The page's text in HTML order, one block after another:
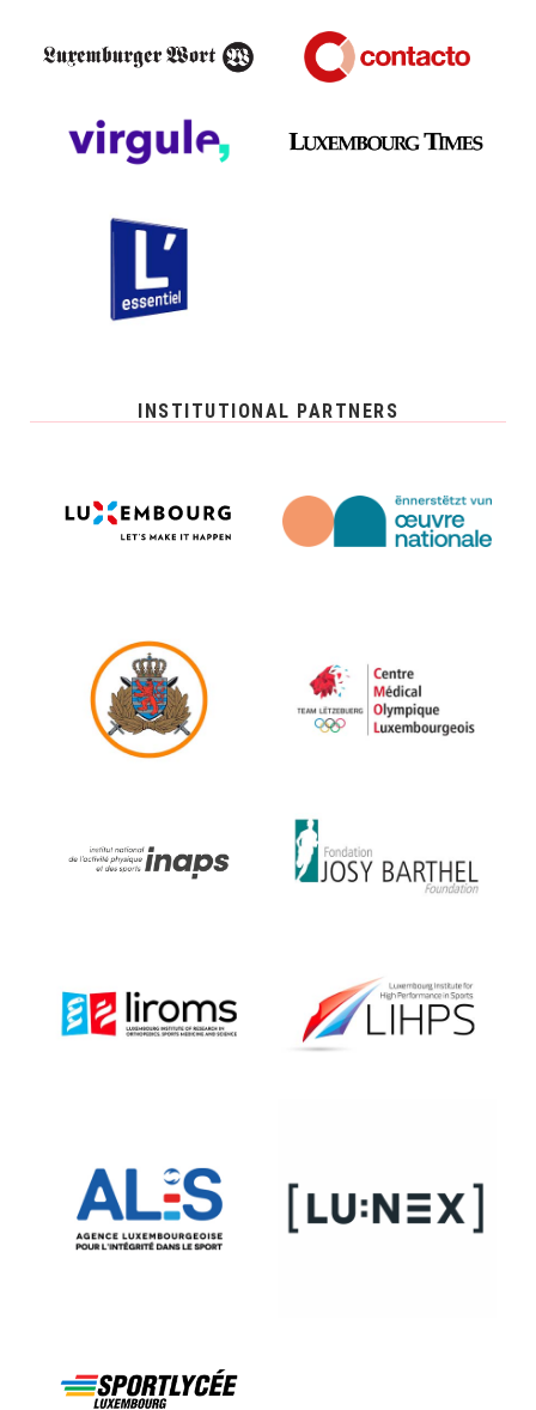
INSTITUTIONAL PARTNERS